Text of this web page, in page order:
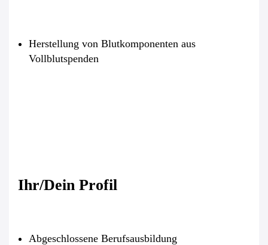
Herstellung von Blutkomponenten aus
Vollblutspenden
Ihr/Dein Profil
Abgeschlossene Berufsausbildung